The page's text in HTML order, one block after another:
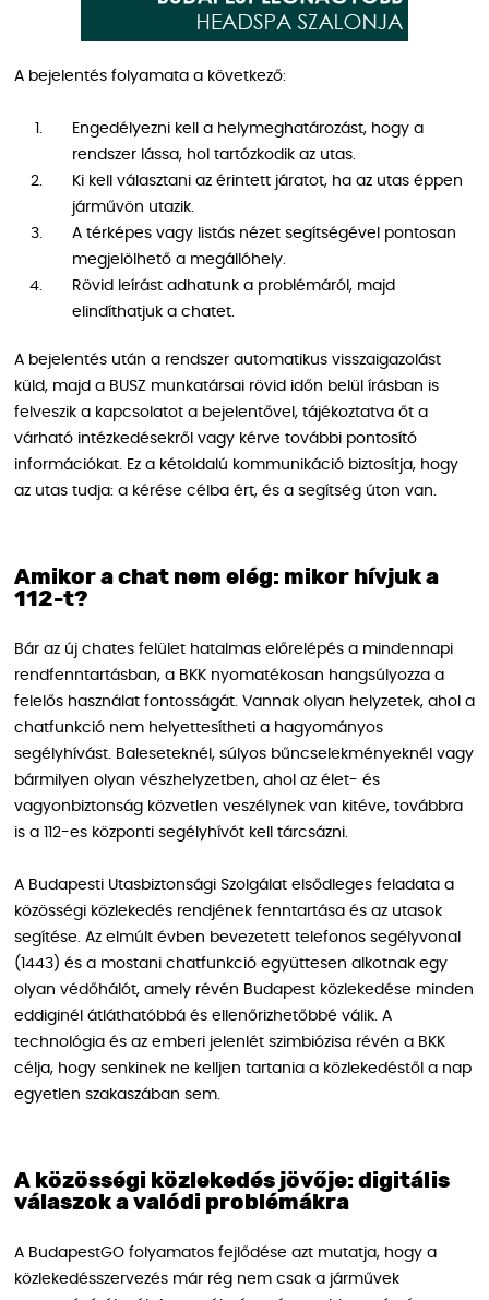
A bejelentés folyamata a következő:
Engedélyezni kell a helymeghatározást, hogy a
rendszer lássa, hol tartózkodik az utas.
Ki kell választani az érintett járatot, ha az utas éppen
járművön utazik.
A térképes vagy listás nézet segítségével pontosan
megjelölhető a megállóhely.
Rövid leírást adhatunk a problémáról, majd
elindíthatjuk a chatet.
A bejelentés után a rendszer automatikus visszaigazolást
küld, majd a BUSZ munkatársai rövid időn belül írásban is
felveszik a kapcsolatot a bejelentővel, tájékoztatva őt a
várható intézkedésekről vagy kérve további pontosító
információkat. Ez a kétoldalú kommunikáció biztosítja, hogy
az utas tudja: a kérése célba ért, és a segítség úton van.
Amikor a chat nem elég: mikor hívjuk a
112-t?
Bár az új chates felület hatalmas előrelépés a mindennapi
rendfenntartásban, a BKK nyomatékosan hangsúlyozza a
felelős használat fontosságát. Vannak olyan helyzetek, ahol a
chatfunkció nem helyettesítheti a hagyományos
segélyhívást. Baleseteknél, súlyos bűncselekményeknél vagy
bármilyen olyan vészhelyzetben, ahol az élet- és
vagyonbiztonság közvetlen veszélynek van kitéve, továbbra
is a 112-es központi segélyhívót kell tárcsázni.
A Budapesti Utasbiztonsági Szolgálat elsődleges feladata a
közösségi közlekedés rendjének fenntartása és az utasok
segítése. Az elmúlt évben bevezetett telefonos segélyvonal
(1443) és a mostani chatfunkció együttesen alkotnak egy
olyan védőhálót, amely révén Budapest közlekedése minden
eddiginél átláthatóbbá és ellenőrizhetőbbé válik. A
technológia és az emberi jelenlét szimbiózisa révén a BKK
célja, hogy senkinek ne kelljen tartania a közlekedéstől a nap
egyetlen szakaszában sem.
A közösségi közlekedés jövője: digitális
válaszok a valódi problémákra
A BudapestGO folyamatos fejlődése azt mutatja, hogy a
közlekedésszervezés már rég nem csak a járművek